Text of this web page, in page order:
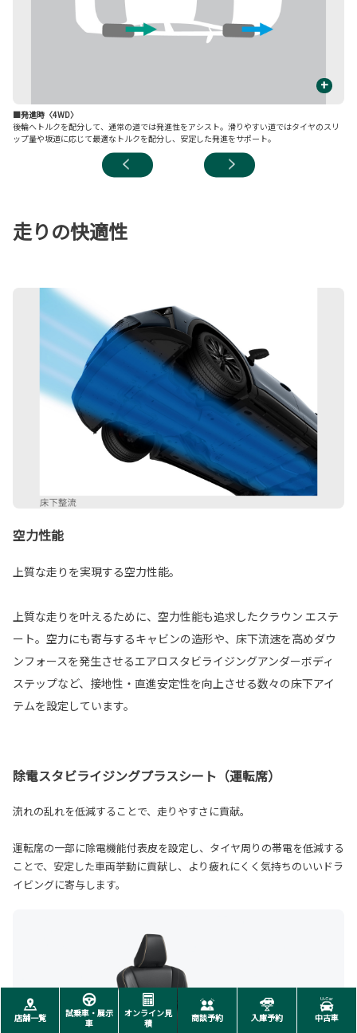
+
■発進時〈4WD〉
後輪へトルクを配分して、通常の道では発進性をアシスト。滑りやすい道ではタイヤのスリ
ップ量や坂道に応じて最適なトルクを配分し、安定した発進をサポート。
走りの快適性
空力性能
上質な走りを実現する空力性能。
上質な走りを叶えるために、空力性能も追求したクラウン エステ
ート。空力にも寄与するキャビンの造形や、床下流速を高めダウ
ンフォースを発生させるエアロスタビライジングアンダーボディ
ステップなど、接地性・直進安定性を向上させる数々の床下アイ
テムを設定しています。
除電スタビライジングプラスシート（運転席）
流れの乱れを低減することで、走りやすさに貢献。
運転席の一部に除電機能付表皮を設定し、タイヤ周りの帯電を低減する
ことで、安定した車両挙動に貢献し、より疲れにくく気持ちのいいドラ
イビングに寄与します。
店舗一覧
試乗車・展示
車
オンライン見
積
商談予約 入庫予約 中古車